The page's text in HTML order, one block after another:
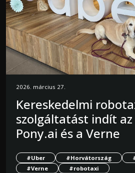
2026. március 27.
Kereskedelmi
szolgáltatást indít az
Pony.ai és a Verne
#Uber #Horvátország
#Verne
#robotaxi